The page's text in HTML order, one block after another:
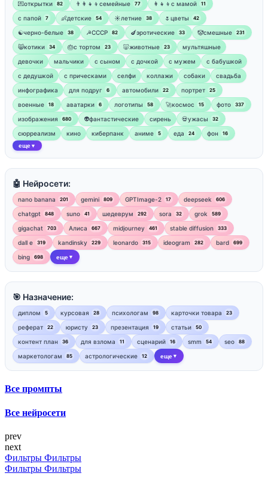
💌открытки 82 👨‍👩‍👧‍👦семейные 77 👩‍👧‍👦с мамой 11
‍с папой 7 👶детские 54 ☀️летние 38 🌷цветы 42
☯︎черно-белые 38 ☭СССР 82 🍆эротические 33 🤡смешные 231
😸котики 34 🎂с тортом 23 🐷животные 23
мультяшные
девочки
мальчики с сыном с дочкой с мужем
с бабушкой
с дедушкой
с прическами селфи коллажи собаки
свадьба
инфографика
для подруг 6 автомобили 22 портрет 25
военные 18 аватарки 6 логотипы 58 🚀космос 15 фото 337
изображения 680 👽фантастические сирень 💀ужасы 32
сюрреализм кино киберпанк аниме 5 еда 24 фон 16
еще ▼
🤖 Нейросети:
nano banana 201 gemini 809 GPTImage-2 17 deepseek 606
chatgpt 848 suno 41 шедеврум 292 sora 32 grok 589
gigachat 703 Алиса 667 midjourney 461 stable diffusion 333
dall e 319 kandinsky 229 leonardo 315 ideogram 282 bard 699
bing 698 еще ▼
🎯 Назначение:
диплом 5 курсовая 28 психологам 98 карточки товара 23
реферат 22 юристу 23 презентация 19 статьи 50
контент план 36 для взлома 11 сценарий 16 smm 54 seo 88
маркетологам 85 астрологические 12 еще ▼
Все промпты
Все нейросети
prev
next
Фильтры Фильтры
Фильтры Фильтры